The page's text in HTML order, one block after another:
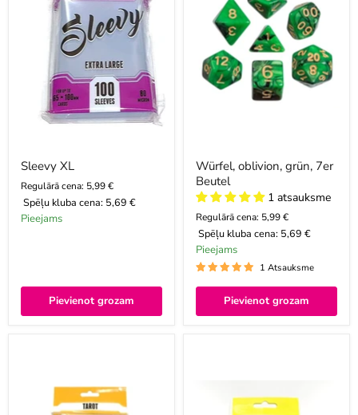
Sleevy XL
Regulārā cena: 5,99 €
Spēļu kluba cena: 5,69 €
Pieejams
Pievienot grozam
Würfel, oblivion, grün, 7er
Beutel
1 atsauksme
Regulārā cena: 5,99 €
Spēļu kluba cena: 5,69 €
Pieejams
1 Atsauksme
Pievienot grozam